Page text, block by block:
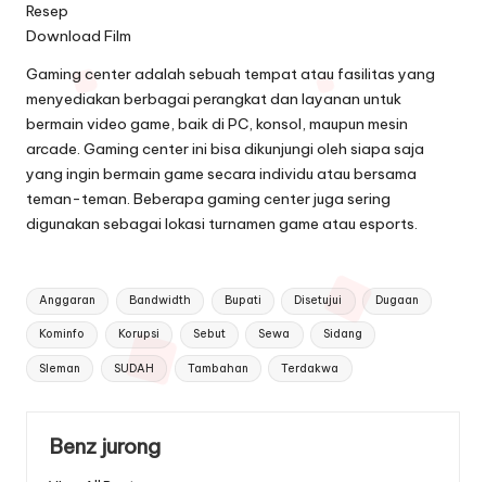
Resep
Download Film
Gaming center adalah sebuah tempat atau fasilitas yang
menyediakan berbagai perangkat dan layanan untuk
bermain video game, baik di PC, konsol, maupun mesin
arcade. Gaming center ini bisa dikunjungi oleh siapa saja
yang ingin bermain game secara individu atau bersama
teman-teman. Beberapa gaming center juga sering
digunakan sebagai lokasi turnamen game atau esports.
Tags:
Anggaran Bandwidth Bupati Disetujui Dugaan
Kominfo Korupsi Sebut Sewa Sidang
Sleman SUDAH Tambahan Terdakwa
Benz jurong